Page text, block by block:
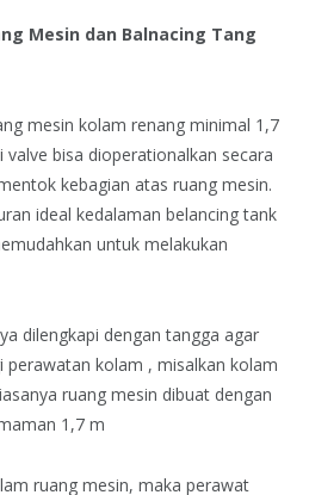
Mesin dan Balnacing Tang
mesin kolam renang minimal 1,7
bisa dioperationalkan secara
kebagian atas ruang mesin.
ideal kedalaman belancing tank
untuk melakukan
dilengkapi dengan tangga agar
perawatan kolam , misalkan kolam
ruang mesin dibuat dengan
1,7 m
ruang mesin, maka perawat